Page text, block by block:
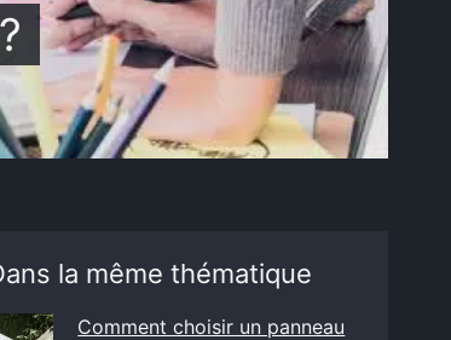
la même thématique
Comment choisir un panneau